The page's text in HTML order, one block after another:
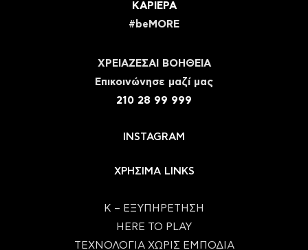
ΚΑΡΙΕΡΑ
#beMORE
ΧΡΕΙΑΖΕΣΑΙ ΒΟΗΘΕΙΑ
Eπικοινώνησε μαζί μας
210 28 99 999
INSTAGRAM
ΧΡΗΣΙΜΑ LINKS
Κ – ΕΞΥΠΗΡΕΤΗΣΗ
HERE TO PLAY
ΤΕΧΝΟΛΟΓΙΑ ΧΩΡΙΣ ΕΜΠΟΔΙΑ